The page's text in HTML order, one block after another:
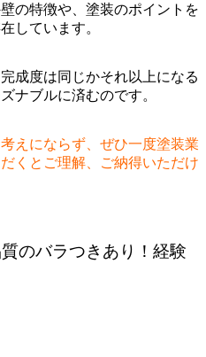
の特徴や、塗装のポイントを
しています。
成度は同じかそれ以上になる
ナブルに済むのです。
えにならず、ぜひ一度塗装業
くとご理解、ご納得いただけ
のバラつきあり！経験